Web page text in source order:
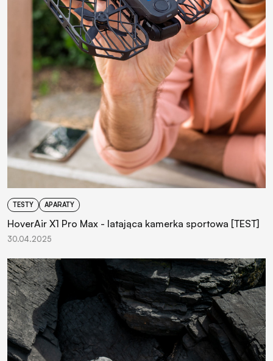
TESTY APARATY
HoverAir X1 Pro Max - latająca kamerka sportowa [TEST]
30.04.2025